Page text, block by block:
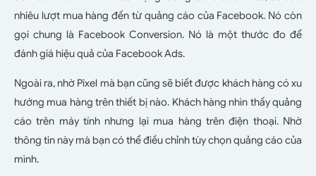
nhiêu lượt mua hàng đến từ quảng cáo của Facebook. Nó còn
gọi chung là Facebook Conversion. Nó là một thước đo để
đánh giá hiệu quả của Facebook Ads.
Ngoài ra, nhờ Pixel mà bạn cũng sẽ biết được khách hàng có xu
hướng mua hàng trên thiết bị nào. Khách hàng nhìn thấy quảng
cáo trên máy tính nhưng lại mua hàng trên điện thoại. Nhờ
thông tin này mà bạn có thể điều chỉnh tùy chọn quảng cáo của
mình.